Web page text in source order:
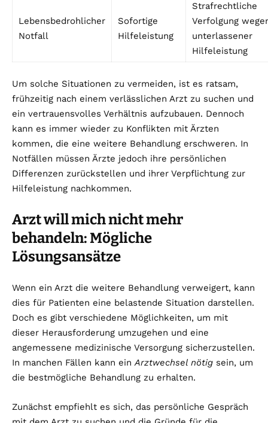
Lebensbedrohlicher
Notfall
Sofortige
Hilfeleistung
Strafrechtliche
Verfolgung
unterlassener
Hilfeleistung
Um solche Situationen zu vermeiden, ist es ratsam,
frühzeitig nach einem verlässlichen Arzt zu suchen und
ein vertrauensvolles Verhältnis aufzubauen. Dennoch
kann es immer wieder zu Konflikten mit Ärzten
kommen, die eine weitere Behandlung erschweren. In
Notfällen müssen Ärzte jedoch ihre persönlichen
Differenzen zurückstellen und ihrer Verpflichtung zur
Hilfeleistung nachkommen.
Arzt will mich nicht mehr
behandeln: Mögliche
Lösungsansätze
Wenn ein Arzt die weitere Behandlung verweigert, kann
dies für Patienten eine belastende Situation darstellen.
Doch es gibt verschiedene Möglichkeiten, um mit
dieser Herausforderung umzugehen und eine
angemessene medizinische Versorgung sicherzustellen.
In manchen Fällen kann einArztwechsel nötig sein, um
die bestmögliche Behandlung zu erhalten.
Zunächst empfiehlt es sich, das persönliche Gespräch